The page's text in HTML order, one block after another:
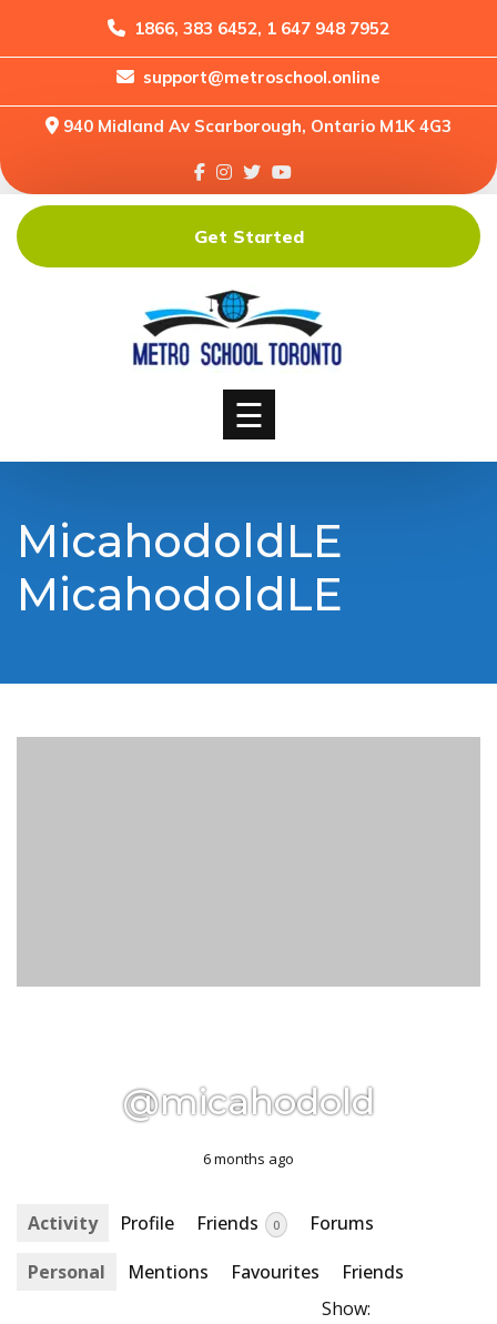
1866, 383 6452, 1 647 948 7952
support@metroschool.online
940 Midland Av Scarborough, Ontario M1K 4G3
Home
Forums
Downloads
Shop
☰
Get Started
MicahodoldLE
MicahodoldLE
@micahodold
6 months ago
Activity Profile Friends 0
Forums
Personal
Mentions Favourites
Friends
Show: